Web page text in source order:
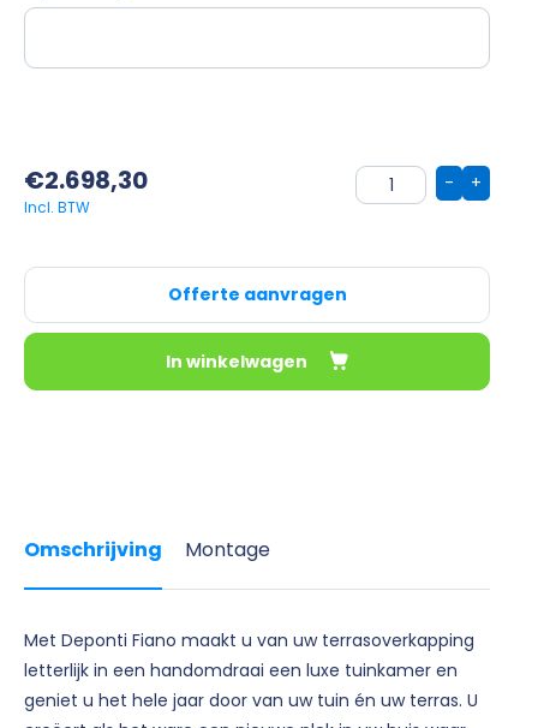
€2.698,30 +
-
Offerte aanvragen
In winkelwagen
Omschrijving Montage
Met Deponti Fiano maakt u van uw terrasoverkapping
letterlijk in een handomdraai een luxe tuinkamer en
geniet u het hele jaar door van uw tuin én uw terras. U